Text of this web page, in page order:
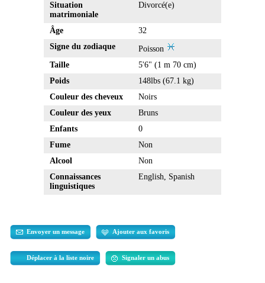
Situation
matrimoniale
Divorcé(e)
Âge
32
Signe du zodiaque
Poisson
Taille
5'6" (1 m 70 cm)
Poids
148lbs (67.1 kg)
Couleur des cheveux
Noirs
Couleur des yeux
Bruns
Enfants
0
Fume
Non
Alcool
Non
Connaissances
linguistiques
English, Spanish
Envoyer un message Ajouter aux favoris
Déplacer à la liste noire Signaler un abus